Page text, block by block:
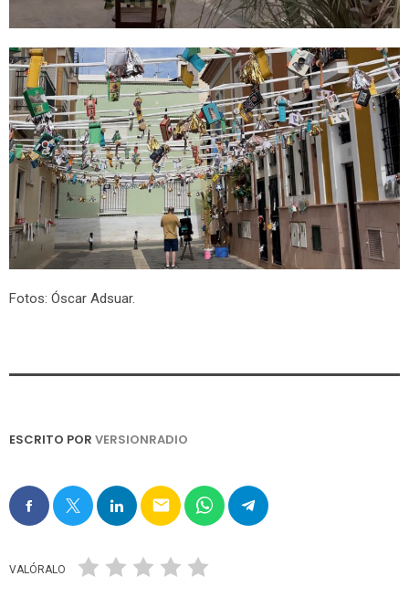
Fotos: Óscar Adsuar.
ESCRITO POR VERSIONRADIO
email
VALÓRALO